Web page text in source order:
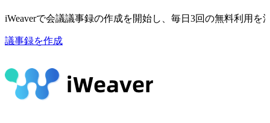
iWeaverで会議議事録の作成を開始し、毎日3回の無料利用を
議事録を作成